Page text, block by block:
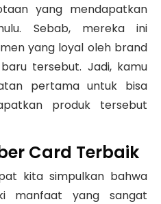
yang mendapatkan
Sebab, mereka ini
yang loyal oleh brand
tersebut. Jadi, kamu
pertama untuk bisa
produk tersebut
Card Terbaik
kita simpulkan bahwa
manfaat yang sangat